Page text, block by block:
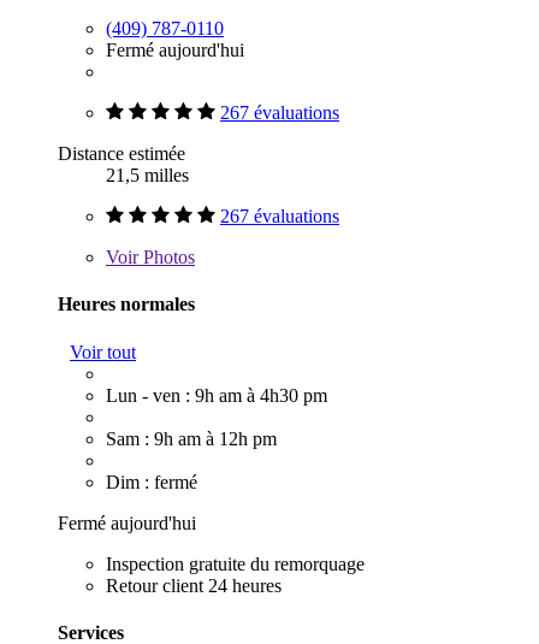
(409) 787-0110
Fermé aujourd'hui
267 évaluations
Distance estimée
21,5 milles
267 évaluations
VoirPhotos
Heures normales
Voir tout
Lun - ven : 9h am à 4h30 pm
Sam : 9h am à 12h pm
Dim : fermé
Fermé aujourd'hui
Inspection gratuite du remorquage
Retour client 24 heures
Services